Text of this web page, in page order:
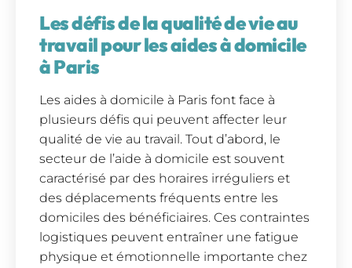
Les défis de la qualité de vie au
travail pour les aides à domicile
à Paris
Les aides à domicile à Paris font face à
plusieurs défis qui peuvent affecter leur
qualité de vie au travail. Tout d’abord, le
secteur de l’aide à domicile est souvent
caractérisé par des horaires irréguliers et
des déplacements fréquents entre les
domiciles des bénéficiaires. Ces contraintes
logistiques peuvent entraîner une fatigue
physique et émotionnelle importante chez